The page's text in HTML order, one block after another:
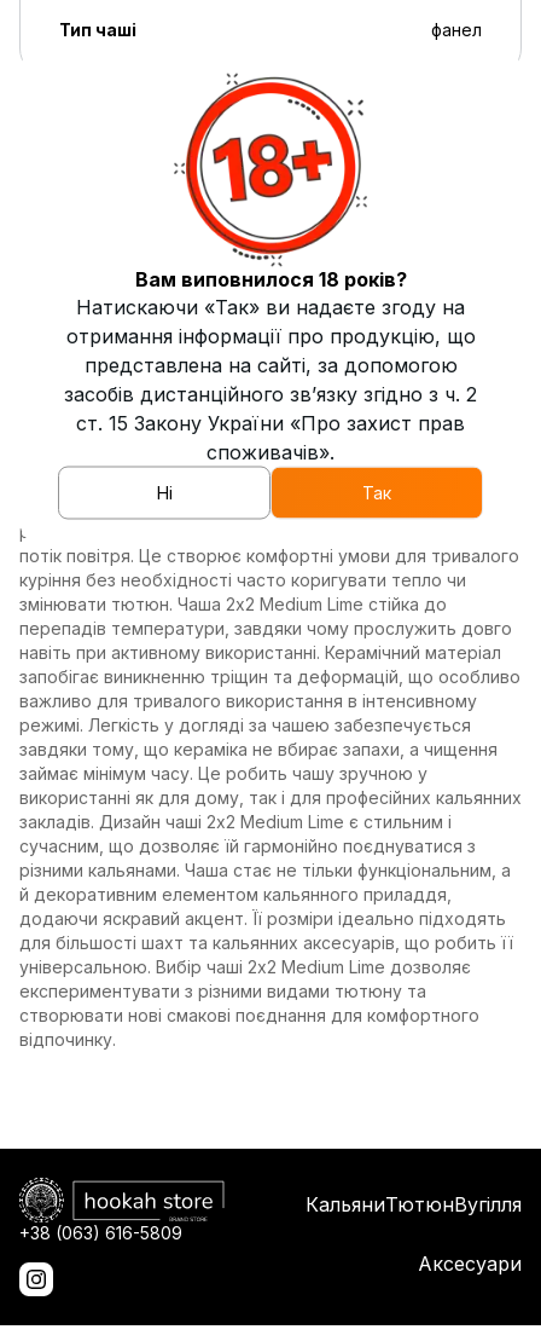
Тип чаші фанел
Чаша для кальяну 2х2 Medium Lime є відмінним вибором
для поціновувачів яскравого дизайну та високої якості.
Вона виготовлена з надійної кераміки, що забезпечує
стабільний і рівномірний нагрів, необхідний для повного
розкриття аромату тютюну. Матеріал дозволяє тримати
оптимальну температуру тривалий час, зберігаючи
смакові якості та забезпечуючи комфортне куріння.
Завдяки цьому тютюн не пересихає та не підгорає, що
особливо важливо для збереження яскравих смакових
нот під час куріння кальяну. Універсальність чаші для
кальяну 2х2 Medium Lime дозволяє використовувати її з
фольгою або калаудом, що забезпечує гнучкість у виборі
способу приготування кальяну. Вона має оптимальну
місткість, що дозволяє розмістити достатню кількість
тютюну для тривалої сесії, не потребуючи частих
дозавантажень. Конструкція чаші сприяє рівномірному
розподілу жару, що допомагає підтримувати постійний
потік повітря. Це створює комфортні умови для тривалого
куріння без необхідності часто коригувати тепло чи
змінювати тютюн. Чаша 2х2 Medium Lime стійка до
перепадів температури, завдяки чому прослужить довго
навіть при активному використанні. Керамічний матеріал
запобігає виникненню тріщин та деформацій, що особливо
важливо для тривалого використання в інтенсивному
режимі. Легкість у догляді за чашею забезпечується
завдяки тому, що кераміка не вбирає запахи, а чищення
займає мінімум часу. Це робить чашу зручною у
використанні як для дому, так і для професійних кальянних
закладів. Дизайн чаші 2х2 Medium Lime є стильним і
сучасним, що дозволяє їй гармонійно поєднуватися з
різними кальянами. Чаша стає не тільки функціональним, а
й декоративним елементом кальянного приладдя,
додаючи яскравий акцент. Її розміри ідеально підходять
для більшості шахт та кальянних аксесуарів, що робить її
універсальною. Вибір чаші 2х2 Medium Lime дозволяє
експериментувати з різними видами тютюну та
створювати нові смакові поєднання для комфортного
відпочинку.
+38 (063) 616-5809
КальяниТютюнВугілля
Аксесуари
Вам виповнилося 18 років?
Натискаючи «Так» ви надаєте згоду на
отримання інформації про продукцію, що
представлена на сайті, за допомогою
засобів дистанційного зв’язку згідно з ч. 2
ст. 15 Закону України «Про захист прав
споживачів».
Ні Так